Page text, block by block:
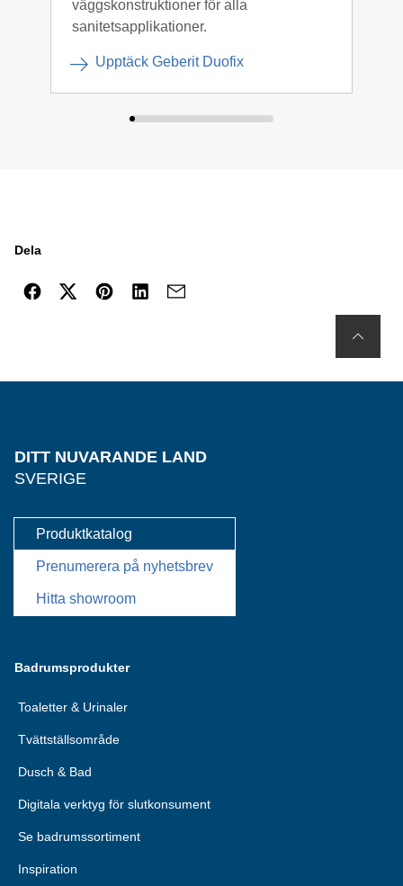
väggskonstruktioner för alla
sanitetsapplikationer.
Upptäck Geberit Duofix
Dela
DITT NUVARANDE LAND
SVERIGE
Produktkatalog
Prenumerera på nyhetsbrev
Hitta showroom
Badrumsprodukter
Toaletter & Urinaler
Tvättställsområde
Dusch & Bad
Digitala verktyg för slutkonsument
Se badrumssortiment
Inspiration